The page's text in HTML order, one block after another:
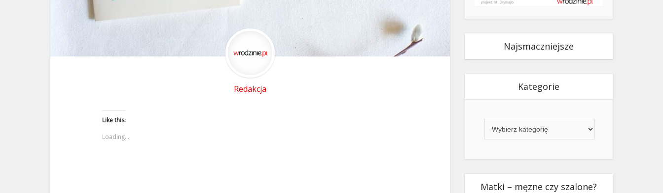
Redakcja
Like this:
Loading...
Najsmaczniejsze
Kategorie
Matki – męzne czy szalone?